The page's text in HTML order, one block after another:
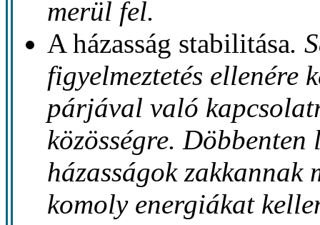
merül fel.
A házasság stabilitása.
figyelmeztetés ellenére
párjával való
közösségre.
házasságok zakkannak
komoly energiákat